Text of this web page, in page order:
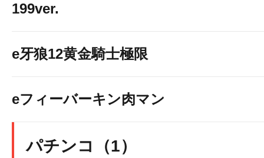
199ver.
e牙狼12黄金騎士極限
eフィーバーキン肉マン
パチンコ（1）